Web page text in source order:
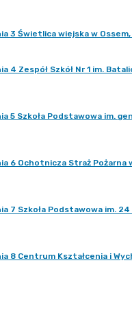
3 Świetlica wiejska w
4 Zespół Szkół Nr 1 im.
5 Szkoła Podstawowa im.
6 Ochotnicza Straż Pożarna
7 Szkoła Podstawowa im.
8 Centrum Kształcenia i